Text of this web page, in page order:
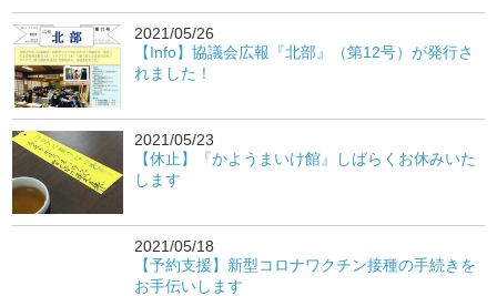
2021/05/26
【Info】協議会広報『北部』（第12号）が発行さ
れました！
2021/05/23
【休止】『かようまいけ館』しばらくお休みいた
します
2021/05/18
【予約支援】新型コロナワクチン接種の手続きを
お手伝いします